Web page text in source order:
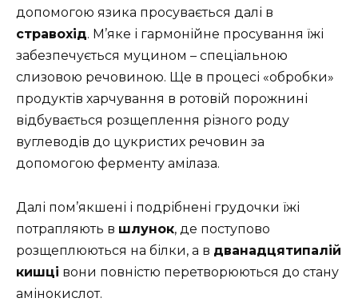
допомогою язика просувається далі в
стравохід. М’яке і гармонійне просування їжі
забезпечується муцином – спеціальною
слизовою речовиною. Ще в процесі «обробки»
продуктів харчування в ротовій порожнині
відбувається розщеплення різного роду
вуглеводів до цукристих речовин за
допомогою ферменту амілаза.
Далі пом’якшені і подрібнені грудочки їжі
потрапляють в шлунок, де поступово
розщеплюються на білки, а в дванадцятипалій
кишці вони повністю перетворюються до стану
амінокислот.